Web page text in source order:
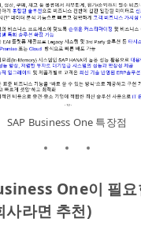
SAP Business One 특장점
One이 필
사라면 추천)